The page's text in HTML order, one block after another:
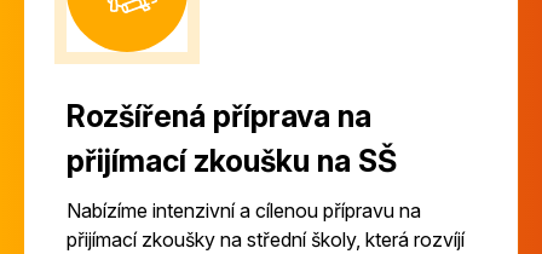
Rozšířená příprava na
přijímací zkoušku na SŠ
Nabízíme intenzivní a cílenou přípravu na
přijímací zkoušky na střední školy, která rozvíjí